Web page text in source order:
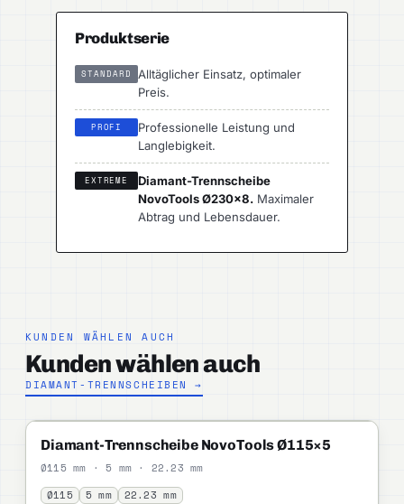
Produktserie
STANDARD
Alltäglicher Einsatz, optimaler
Preis.
PROFI
Professionelle Leistung und
Langlebigkeit.
EXTREME
Diamant-Trennscheibe
NovoTools Ø230×8. Maximaler
Abtrag und Lebensdauer.
KUNDEN WÄHLEN AUCH
Kunden wählen auch
DIAMANT-TRENNSCHEIBEN →
STANDARD NOVOTOOLS
Diamant-Trennscheibe NovoTools Ø115×5
Ø115 mm · 5 mm · 22.23 mm
Ø115 5 mm 22.23 mm